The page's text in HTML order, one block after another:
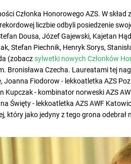
Członka Honorowego AZS. W
liczbie odbyli posiedzenie
Dousa, Józef Gajewski, Kajetan
Stefan Piechnik, Henryk Sorys,
(zobaczsylwetki nowych Członków
Bronisława Czecha. Laureatami tej
Joanna Fiodorow - lekkoatletka AZS
Kupczak - kombinator norweski AZS
Święty - lekkoatletka AZS AWF
który jako jedyny z tego grona odebrał